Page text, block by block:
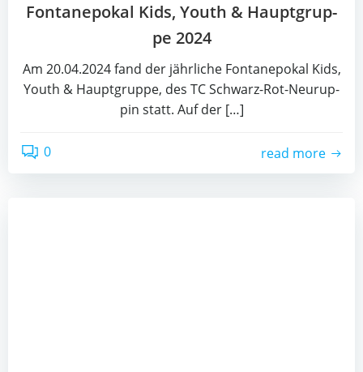
Fon­ta­ne­po­kal Kids, Youth & Haupt­grup­
pe 2024
Am 20.04.2024 fand der jähr­li­che Fon­ta­ne­po­kal Kids,
Youth & Haupt­grup­pe, des TC Schwarz-Rot-Neu­rup­
pin statt. Auf der […]
0 read more